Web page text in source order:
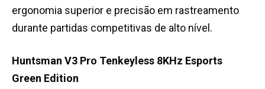
ergonomia superior e precisão em rastreamento
durante partidas competitivas de alto nível.
Huntsman V3 Pro Tenkeyless 8KHz Esports
Green Edition